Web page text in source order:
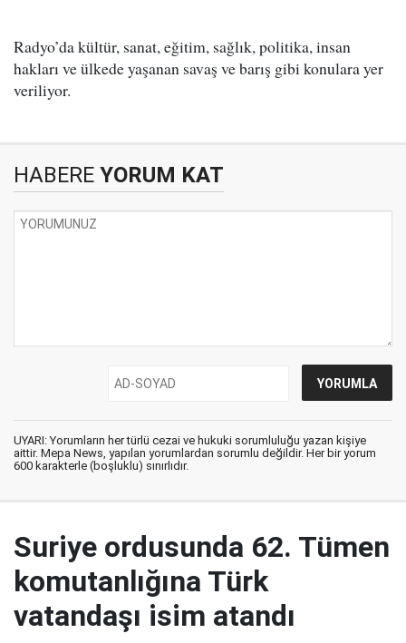
Radyo’da kültür, sanat, eğitim, sağlık, politika, insan
hakları ve ülkede yaşanan savaş ve barış gibi konulara yer
veriliyor.
HABERE YORUM KAT
UYARI: Yorumların her türlü cezai ve hukuki sorumluluğu yazan kişiye
aittir. Mepa News, yapılan yorumlardan sorumlu değildir. Her bir yorum
600 karakterle (boşluklu) sınırlıdır.
Suriye ordusunda 62. Tümen
komutanlığına Türk
vatandaşı isim atandı